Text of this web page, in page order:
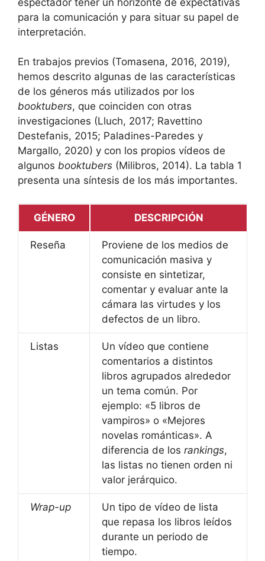
para la comunicación y para situar su papel de
interpretación.
En trabajos previos (Tomasena, 2016, 2019),
hemos descrito algunas de las características
de los géneros más utilizados por los
booktubers, que coinciden con otras
investigaciones (Lluch, 2017; Ravettino
Destefanis, 2015; Paladines-Paredes y
Margallo, 2020) y con los propios vídeos de
algunos booktubers (Milibros, 2014). La tabla 1
presenta una síntesis de los más importantes.
GÉNERO DESCRIPCIÓN
Reseña
Proviene de los medios de
comunicación masiva y
consiste en sintetizar,
comentar y evaluar ante la
cámara las virtudes y los
defectos de un libro.
Listas
Un vídeo que contiene
comentarios a distintos
libros agrupados alrededor
un tema común. Por
ejemplo: «5 libros de
vampiros» o «Mejores
novelas románticas». A
diferencia de los rankings,
las listas no tienen orden ni
valor jerárquico.
Wrap-up
Un tipo de vídeo de lista
que repasa los libros leídos
durante un periodo de
tiempo.